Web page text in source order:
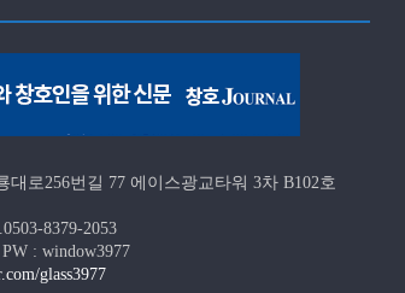
대로256번길 77 에이스광교타워 3차 B102호
8379-2053
: window3977
glass3977